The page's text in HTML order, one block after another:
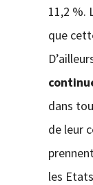
11,2 %.
que
dans
de leur
les